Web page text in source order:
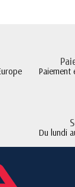
Paiement
Du lundi